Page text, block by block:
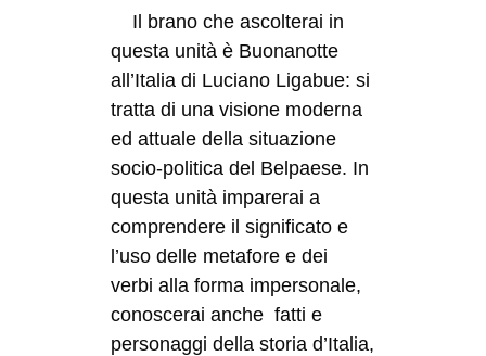
Il brano che ascolterai in
questa unità è Buonanotte
all’Italia di Luciano Ligabue: si
tratta di una visione moderna
ed attuale della situazione
socio-politica del Belpaese. In
questa unità imparerai a
comprendere il significato e
l’uso delle metafore e dei
verbi alla forma impersonale,
conoscerai anche fatti e
personaggi della storia d’Italia,